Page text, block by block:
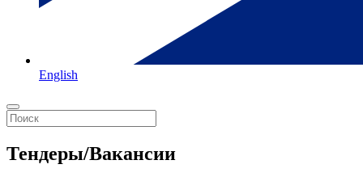
English
Тендеры/Вакансии